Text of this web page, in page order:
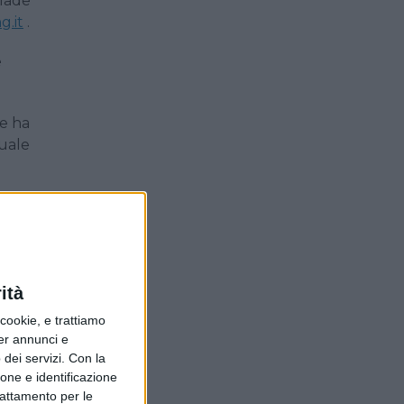
e trattiamo
annunci e
servizi. Con la
e identificazione
per le
.
ha